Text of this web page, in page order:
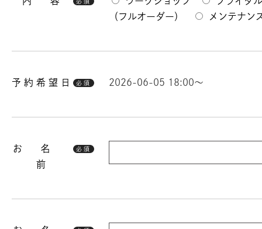
必須
（フルオーダー）
メンテナン
予 約 希 望 日 必須 2026-06-05 18:00～
お 名
前
必須